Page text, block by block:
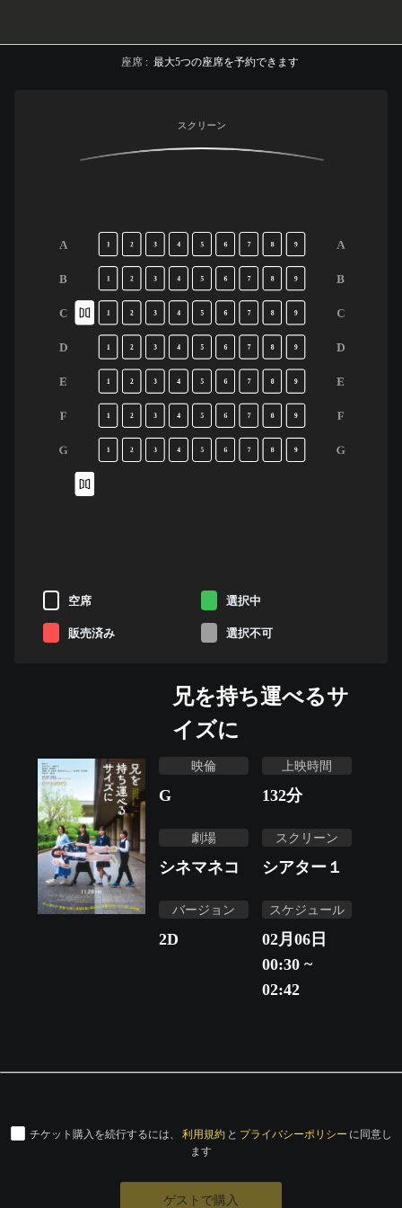
座席 : 最大5つの座席を予約できます
スクリーン
A
B
C
D
E
F
G
A
B
C
D
E
F
G
1 2 3 4 5 6 7 8 9
2 3 4 5 6 7 8 9
2 3 4 5 6 7 8 9
1 2 3 4 5 6 7 8 9
1 2 3 4 5 6 7 8 9
1 2 3 4 5 6 7 8 9
1 2 3 4 5 6 7 8 9
空席 選択中
販売済み 選択不可
兄を持ち運べるサ
イズに
映倫
G
上映時間
132分
劇場
シネマネコ
スクリーン
シアター１
バージョン
2D
スケジュール
02月06日
00:30 ~
02:42
チケット購入を続行するには、 利用規約 と プライバシーポリシー に同意し
ます
ゲストで購入